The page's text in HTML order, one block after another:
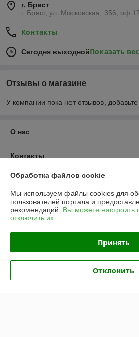
г. Брест
г. Брест, ул. Московская, 356,
Контакты
Сегодня выходнойПоказать
Отзывы о магазине
У компании пока нет отзывов,
О нас
Контакты
Доставка и оплата
График работы
Политика обработки cookies
Сайт создан на платформе Deal.by
Обработка файлов cookie
Мы используем файлы cookies для
пользователей портала и
рекомендаций. Вы можете
отключить их.
Принять
Отклонить